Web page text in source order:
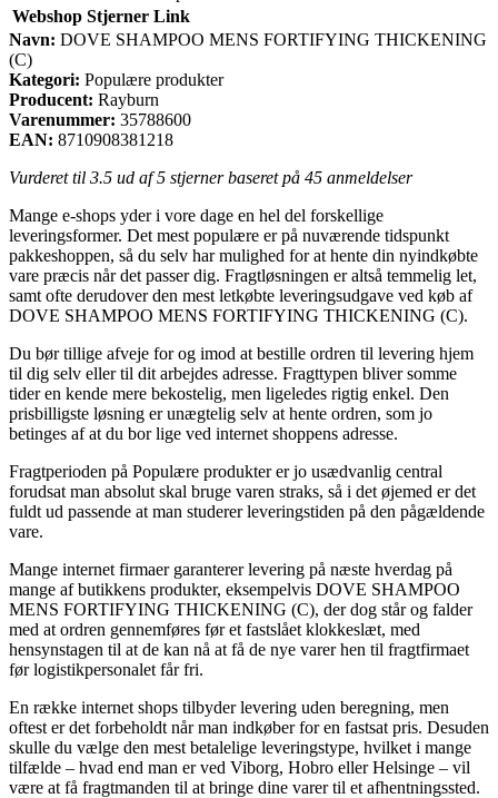
Webshop Stjerner Link
Navn: DOVE SHAMPOO MENS FORTIFYING THICKENING
(C)
Kategori: Populære produkter
Producent: Rayburn
Varenummer: 35788600
EAN: 8710908381218
Vurderet til 3.5 ud af 5 stjerner baseret på 45 anmeldelser
Mange e-shops yder i vore dage en hel del forskellige
leveringsformer. Det mest populære er på nuværende tidspunkt
pakkeshoppen, så du selv har mulighed for at hente din nyindkøbte
vare præcis når det passer dig. Fragtløsningen er altså temmelig let,
samt ofte derudover den mest letkøbte leveringsudgave ved køb af
DOVE SHAMPOO MENS FORTIFYING THICKENING (C).
Du bør tillige afveje for og imod at bestille ordren til levering hjem
til dig selv eller til dit arbejdes adresse. Fragttypen bliver somme
tider en kende mere bekostelig, men ligeledes rigtig enkel. Den
prisbilligste løsning er unægtelig selv at hente ordren, som jo
betinges af at du bor lige ved internet shoppens adresse.
Fragtperioden på Populære produkter er jo usædvanlig central
forudsat man absolut skal bruge varen straks, så i det øjemed er det
fuldt ud passende at man studerer leveringstiden på den pågældende
vare.
Mange internet firmaer garanterer levering på næste hverdag på
mange af butikkens produkter, eksempelvis DOVE SHAMPOO
MENS FORTIFYING THICKENING (C), der dog står og falder
med at ordren gennemføres før et fastslået klokkeslæt, med
hensynstagen til at de kan nå at få de nye varer hen til fragtfirmaet
før logistikpersonalet får fri.
En række internet shops tilbyder levering uden beregning, men
oftest er det forbeholdt når man indkøber for en fastsat pris. Desuden
skulle du vælge den mest betalelige leveringstype, hvilket i mange
tilfælde – hvad end man er ved Viborg, Hobro eller Helsinge – vil
være at få fragtmanden til at bringe dine varer til et afhentningssted.